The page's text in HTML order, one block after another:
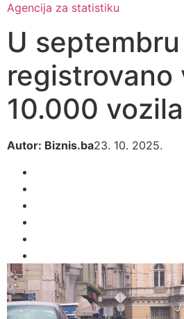
Agencija za statistiku
U
registrovano
10.000
Autor: Biznis.ba23. 10. 2025.